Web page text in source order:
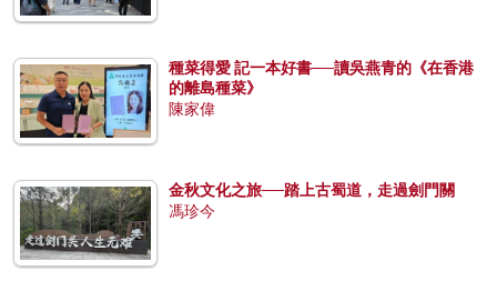
種菜得愛 記一本好書──讀吳燕青的《在香港
的離島種菜》
陳家偉
金秋文化之旅──踏上古蜀道，走過劍門關
馮珍今